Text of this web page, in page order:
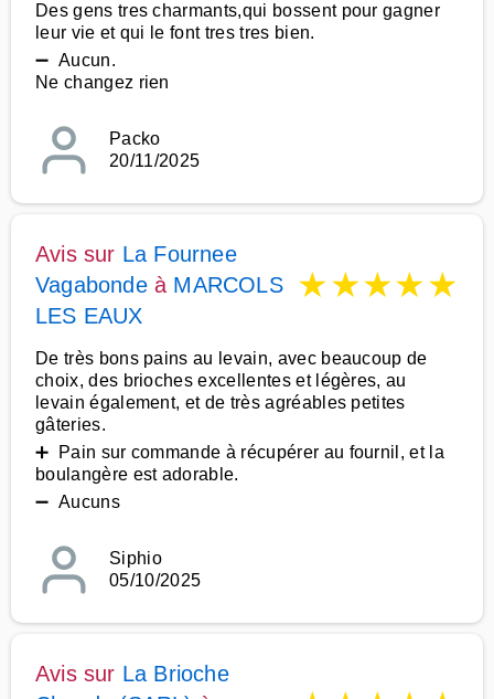
Des gens tres charmants,qui bossent pour gagner
leur vie et qui le font tres tres bien.
➖ Aucun.
Ne changez rien
Packo
20/11/2025
Avis sur La Fournee
Vagabondeà MARCOLS
LES EAUX
★★★★★
De très bons pains au levain, avec beaucoup de
choix, des brioches excellentes et légères, au
levain également, et de très agréables petites
gâteries.
➕ Pain sur commande à récupérer au fournil, et la
boulangère est adorable.
➖ Aucuns
Siphio
05/10/2025
Avis sur La Brioche